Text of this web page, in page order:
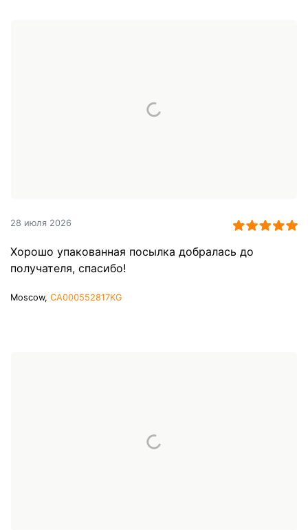
28 июля 2026
Хорошо упакованная посылка добралась до
получателя, спасибо!
Moscow, CA000552817KG